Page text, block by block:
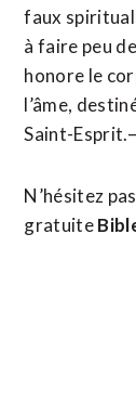
faux
à faire peu
honore le
l’âme,
Saint-
N’hésitez
gratuite